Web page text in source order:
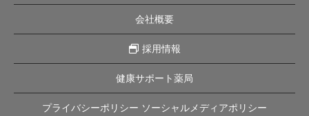
会社概要
採用情報
健康サポート薬局
プライバシーポリシー ソーシャルメディアポリシー